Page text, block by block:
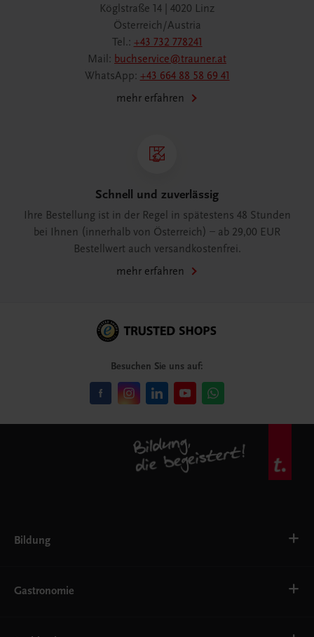
Köglstraße 14 | 4020 Linz
Österreich/Austria
Tel.: +43 732 778241
Mail: buchservice@trauner.at
WhatsApp: +43 664 88 58 69 41
mehr erfahren
Schnell und zuverlässig
Ihre Bestellung ist in der Regel in spätestens 48 Stunden
bei Ihnen (innerhalb von Österreich) – ab 29,00 EUR
Bestellwert auch versandkostenfrei.
mehr erfahren
Besuchen Sie uns auf:
Bildung
AHS
Gastronomie